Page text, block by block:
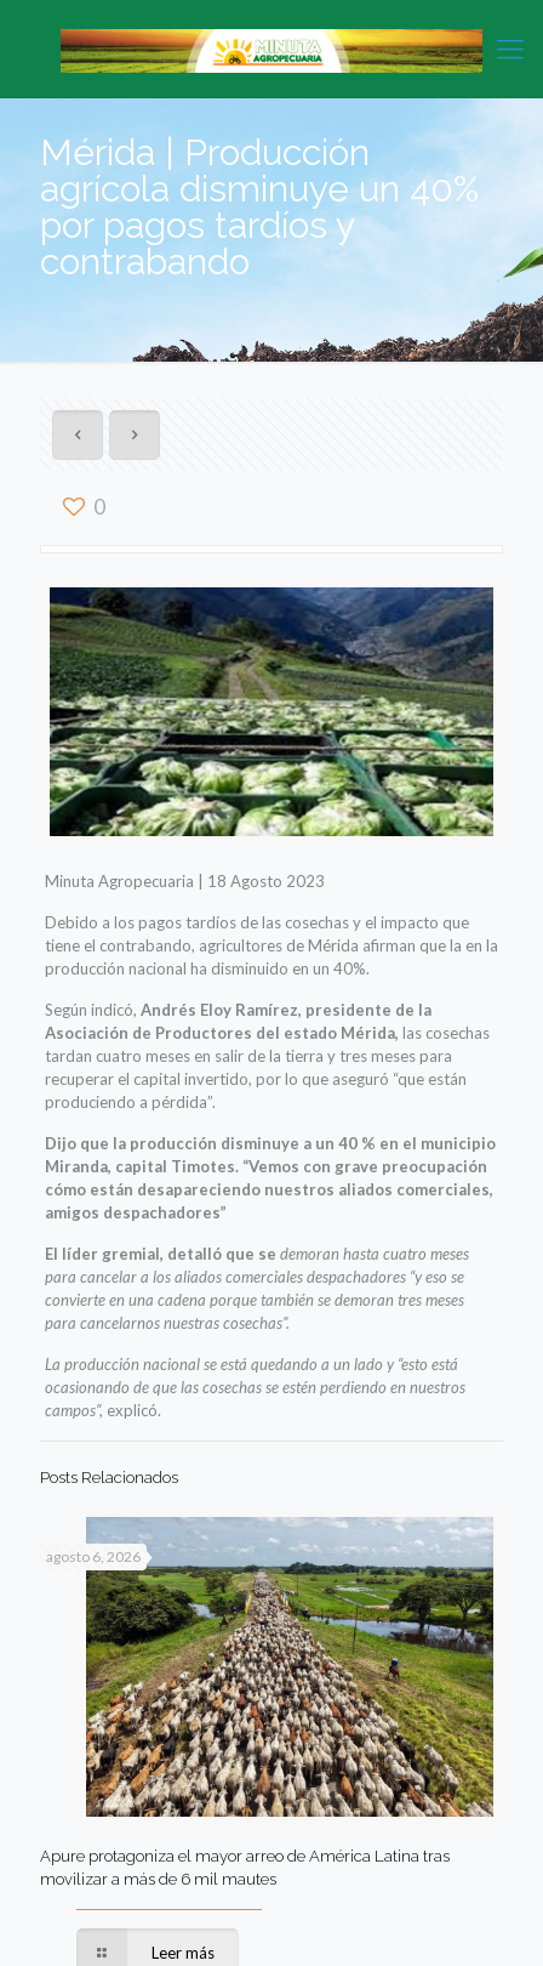
Mérida | Producción
agrícola disminuye un 40%
por pagos tardíos y
contrabando
0
Minuta Agropecuaria | 18 Agosto 2023
Debido a los pagos tardíos de las cosechas y el impacto que
tiene el contrabando, agricultores de Mérida afirman que la en la
producción nacional ha disminuido en un 40%.
Según indicó, Andrés Eloy Ramírez, presidente de la
Asociación de Productores del estado Mérida, las cosechas
tardan cuatro meses en salir de la tierra y tres meses para
recuperar el capital invertido, por lo que aseguró “que están
produciendo a pérdida”.
Dijo que la producción disminuye a un 40 % en el municipio
Miranda, capital Timotes. “Vemos con grave preocupación
cómo están desapareciendo nuestros aliados comerciales,
amigos despachadores”
El líder gremial, detalló que se demoran hasta cuatro meses
para cancelar a los aliados comerciales despachadores “y eso se
convierte en una cadena porque también se demoran tres meses
para cancelarnos nuestras cosechas”.
La producción nacional se está quedando a un lado y “esto está
ocasionando de que las cosechas se estén perdiendo en nuestros
campos”, explicó.
Posts Relacionados
agosto 6, 2026
Apure protagoniza el mayor arreo de América Latina tras
movilizar a más de 6 mil mautes
Leer más